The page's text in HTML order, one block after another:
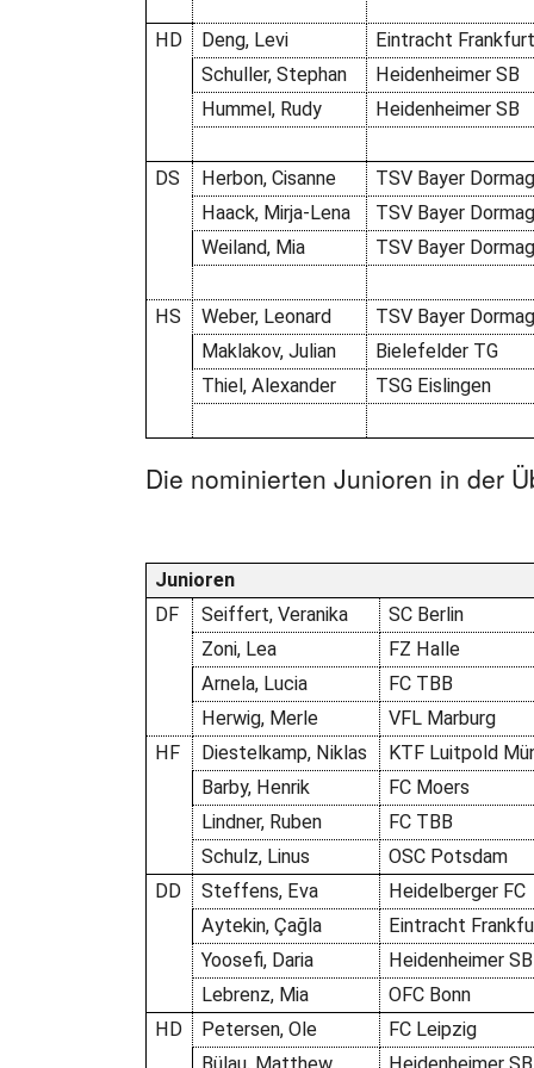
HD Deng, Levi
Eintracht Frankfurt
Schuller, Stephan
Heidenheimer SB
Hummel, Rudy
Heidenheimer SB
DS Herbon, Cisanne
TSV Bayer
Haack, Mirja-Lena
TSV Bayer
Weiland, Mia
TSV Bayer
HS Weber, Leonard
TSV Bayer
Maklakov, Julian
Bielefelder TG
Thiel, Alexander
TSG Eislingen
Die nominierten Junioren in der
Junioren
DF
Seiffert, Veranika
SC Berlin
Zoni, Lea
FZ Halle
Arnela, Lucia
FC TBB
Herwig, Merle
VFL Marburg
HF
Diestelkamp, Niklas
KTF Luitpold
Barby, Henrik
FC Moers
Lindner, Ruben
FC TBB
Schulz, Linus
OSC Potsdam
DD
Steffens, Eva
Heidelberger FC
Aytekin, Çağla
Eintracht
Yoosefi, Daria
Heidenheimer SB
Lebrenz, Mia
OFC Bonn
HD
Petersen, Ole
FC Leipzig